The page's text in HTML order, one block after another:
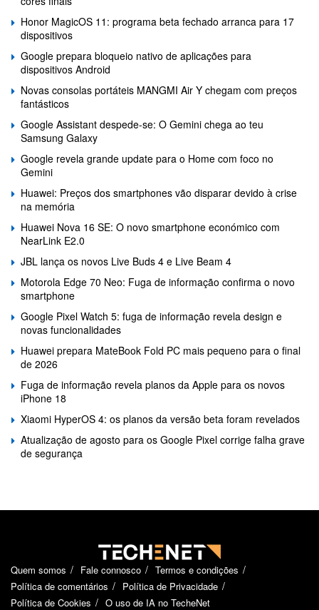
Honor MagicOS 11: programa beta fechado arranca para 17
dispositivos
Google prepara bloqueio nativo de aplicações para
dispositivos Android
Novas consolas portáteis MANGMI Air Y chegam com preços
fantásticos
Google Assistant despede-se: O Gemini chega ao teu
Samsung Galaxy
Google revela grande update para o Home com foco no
Gemini
Huawei: Preços dos smartphones vão disparar devido à crise
na memória
Huawei Nova 16 SE: O novo smartphone económico com
NearLink E2.0
JBL lança os novos Live Buds 4 e Live Beam 4
Motorola Edge 70 Neo: Fuga de informação confirma o novo
smartphone
Google Pixel Watch 5: fuga de informação revela design e
novas funcionalidades
Huawei prepara MateBook Fold PC mais pequeno para o final
de 2026
Fuga de informação revela planos da Apple para os novos
iPhone 18
Xiaomi HyperOS 4: os planos da versão beta foram revelados
Atualização de agosto para os Google Pixel corrige falha grave
de segurança
Quem somos Fale connosco
Termos e condições
Política de comentários
Política de Privacidade
Política de Cookies
O uso de IA no TecheNet